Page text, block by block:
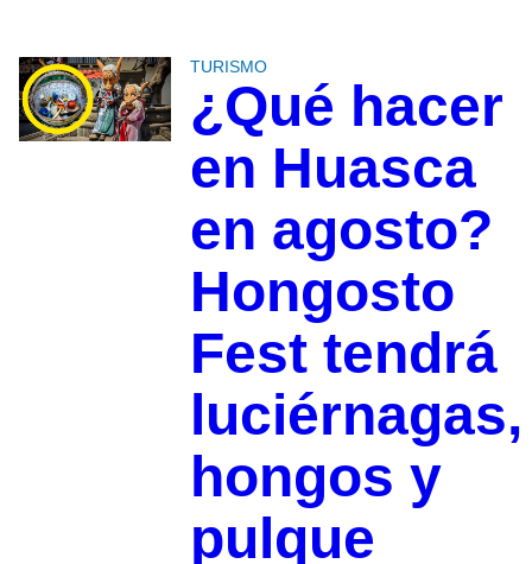
TURISMO
¿Qué hacer
en Huasca
en agosto?
Hongosto
Fest tendrá
luciérnagas,
hongos y
pulque